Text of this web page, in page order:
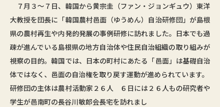
７月３～７日、韓国から黄宗圭（ファン・ジョンギュウ）東洋
大教授を団長に「韓国農村邑面（ゆうめん）自治研修団」が島根
県の農村再生や内発的発展の事例研修に訪れました。日本でも過
疎が進んでいる島根県の地方自治体や住民自治組織の取り組みが
視察の目的。韓国では、日本の町村にあたる「邑面」は基礎自治
体ではなく、邑面の自治権を取り戻す運動が進められています。
研修団の主体は農村活動家２６人 ６日には２６人もの研究者や
学生が邑南町の長谷川敏郎会長宅を訪れまし